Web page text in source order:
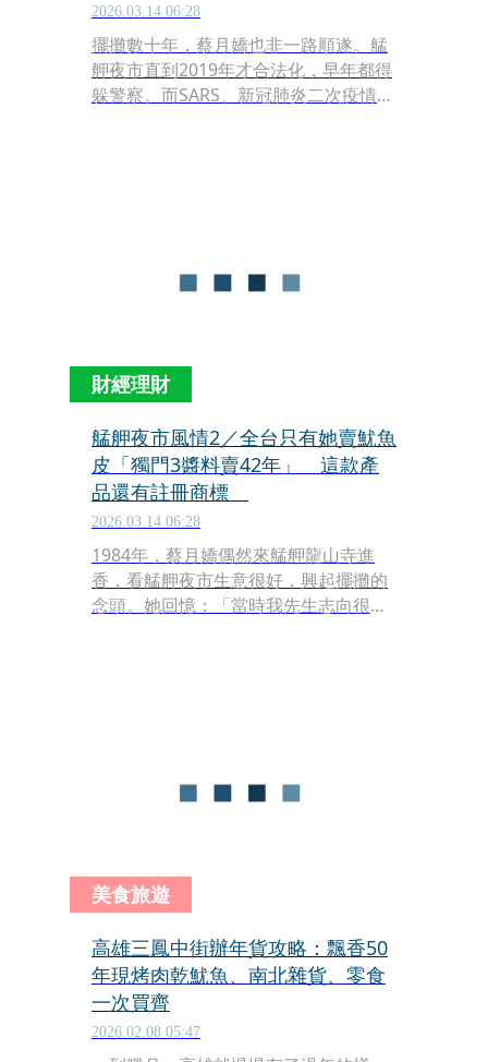
2026.03.14 06:28
擺攤數十年，蔡月嬌也非一路順遂。艋
舺夜市直到2019年才合法化，早年都得
躲警察。而SARS、新冠肺炎二次疫情，
財經理財
艋舺夜市風情2／全台只有她賣魷魚
皮「獨門3醬料賣42年」 這款產
品還有註冊商標
2026.03.14 06:28
1984年，蔡月嬌偶然來艋舺龍山寺進
香，看艋舺夜市生意很好，興起擺攤的
念頭。她回憶：「當時我先生志向很
美食旅遊
高雄三鳳中街辦年貨攻略：飄香50
年現烤肉乾魷魚、南北雜貨、零食
一次買齊
2026.02.08 05:47